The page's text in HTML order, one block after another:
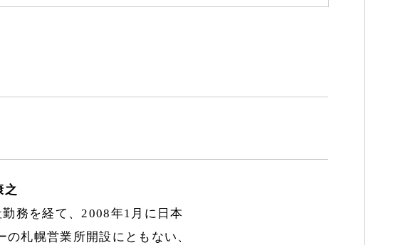
之
務を経て、2008年1月に日本
札幌営業所開設にともない、